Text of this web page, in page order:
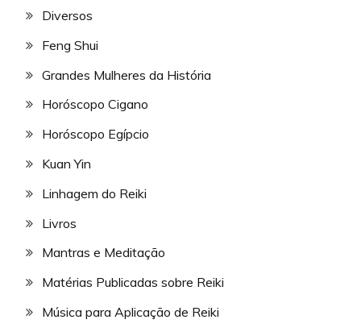
Diversos
Feng Shui
Grandes Mulheres da História
Horóscopo Cigano
Horóscopo Egípcio
Kuan Yin
Linhagem do Reiki
Livros
Mantras e Meditação
Matérias Publicadas sobre Reiki
Música para Aplicação de Reiki